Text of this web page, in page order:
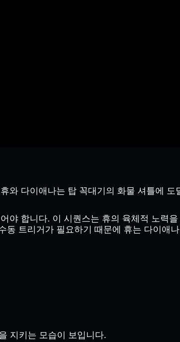
와 다이애나는 탑 꼭대기의 화물 셔틀에 도
야 합니다. 이 시퀀스는 휴의 육체적 노력
트리거가 필요하기 때문에 휴는 다이애
지키는 모습이 보입니다.